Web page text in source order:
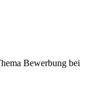
Bewerbung bei